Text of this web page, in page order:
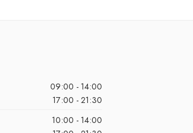
09:00 - 14:00
17:00 - 21:30
10:00 - 14:00